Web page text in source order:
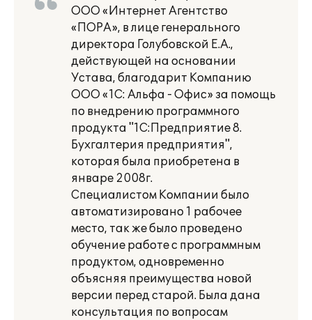
ООО «Интернет Агентство
«ПОРА», в лице генерального
директора Голубовской Е.А.,
действующей на основании
Устава, благодарит Компанию
ООО «1С: Альфа - Офис» за помощь
по внедрению программного
продукта "1С:Предприятие 8.
Бухгалтерия предприятия",
которая была приобретена в
январе 2008г.
Специалистом Компании было
автоматизировано 1 рабочее
место, так же было проведено
обучение работе с программным
продуктом, одновременно
объясняя преимущества новой
версии перед старой. Была дана
консультация по вопросам